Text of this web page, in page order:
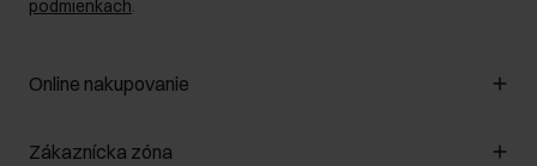
podmienkach.
Online nakupovanie
Spravovať súbory cookie
Zákaznícka zóna